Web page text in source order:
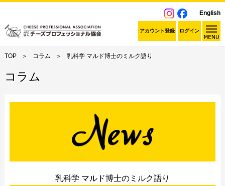
English
アカウント登録 ログイン
TOP コラム 乳科学 マルド博士のミルク語り
コラム
乳科学 マルド博士のミルク語り